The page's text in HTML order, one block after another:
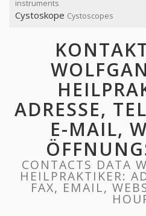
instruments
Cystoskope Cystoscopes
ADRESSE,
E-MAIL,
CONTACTS DATA
HEILPRAKTIKER:
FAX, EMAIL,